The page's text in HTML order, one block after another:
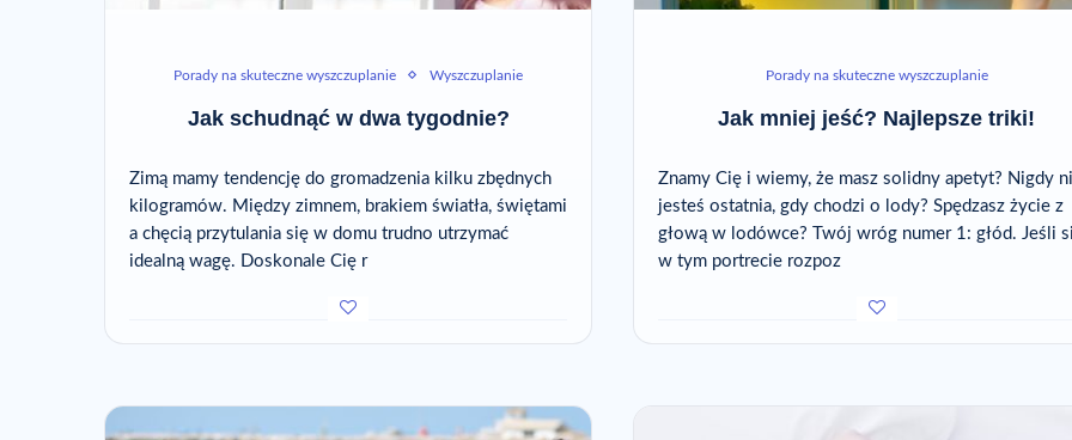
Porady na skuteczne wyszczuplanie Wyszczuplanie
Jak schudnąć w dwa tygodnie?
Zimą mamy tendencję do gromadzenia kilku zbędnych
kilogramów. Między zimnem, brakiem światła, świętami
a chęcią przytulania się w domu trudno utrzymać
idealną wagę. Doskonale Cię r
Porady na skuteczne wyszczuplanie
Jak mniej jeść? Najlepsze triki!
Znamy Cię i wiemy, że masz solidny apetyt? Nigdy
jesteś ostatnia, gdy chodzi o lody? Spędzasz życie z
głową w lodówce? Twój wróg numer 1: głód. Jeśli
w tym portrecie rozpoz